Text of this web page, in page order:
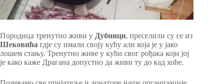
Породица тренутно живи у Дубници, преселили су се из
Шековића гдје су имали своју кућу али која је у јако
лошем стању. Тренутно живе у кући свог рођака који јој
је како каже Драгана допустио да живи ту до кад хоће.